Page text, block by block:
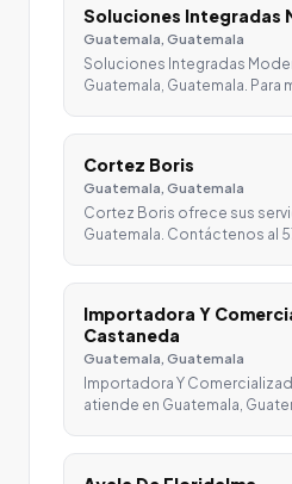
Soluciones Integradas
Guatemala, Guatemala
Soluciones Integradas
Guatemala, Guatemala. Para
Cortez Boris
Guatemala, Guatemala
Cortez Boris ofrece sus
Guatemala. Contáctenos al
Importadora Y
Castaneda
Guatemala, Guatemala
Importadora Y
atiende en Guatemala,